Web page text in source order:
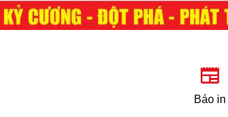
Báo in